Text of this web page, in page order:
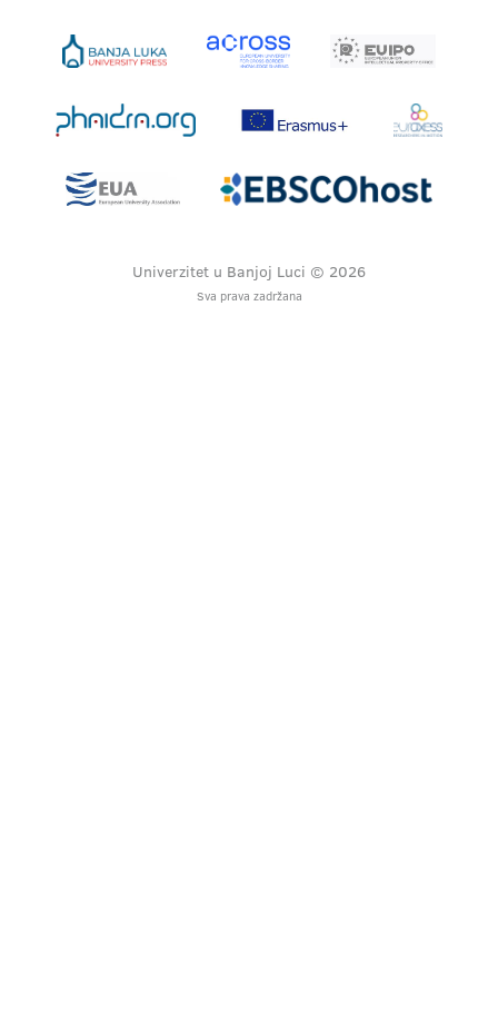
Univerzitet u Banjoj Luci © 2026
Sva prava zadržana